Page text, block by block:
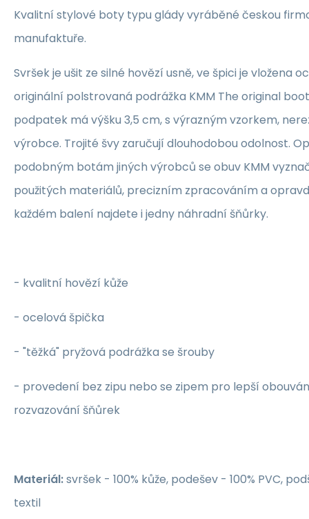
Kvalitní stylové boty typu glády vyráběné českou
manufaktuře.
Svršek je ušit ze silné hovězí usně, ve špici je vložena
originální polstrovaná podrážka KMM The original
podpatek má výšku 3,5 cm, s výrazným vzorkem,
výrobce. Trojité švy zaručují dlouhodobou odolnost.
podobným botám jiných výrobců se obuv KMM
použitých materiálů, precizním zpracováním a
každém balení najdete i jedny náhradní šňůrky.
- kvalitní hovězí kůže
- ocelová špička
- "těžká" pryžová podrážka se šrouby
- provedení bez zipu nebo se zipem pro lepší
rozvazování šňůrek
Materiál:svršek - 100% kůže, podešev - 100% PVC,
textil